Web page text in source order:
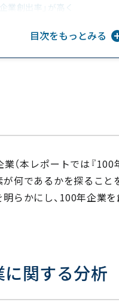
業創出率」が高く
超え
ている企業は6社
目次をもっとみる
（本レポートでは『100
何であるかを探ること
らかにし、100年企業
関する分析